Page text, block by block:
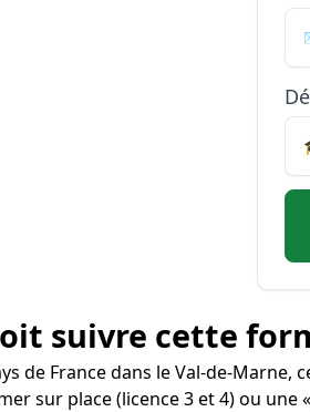
suivre cette
de France dans le Val-de-Marne,
sur place (licence 3 et 4) ou